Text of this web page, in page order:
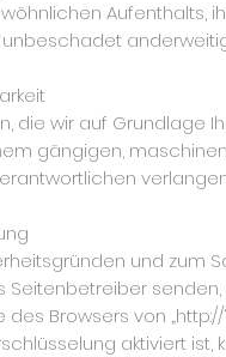
Aufenthalts,
die wir auf Grundlage
gängigen,
und zum
Browsers von
aktiviert